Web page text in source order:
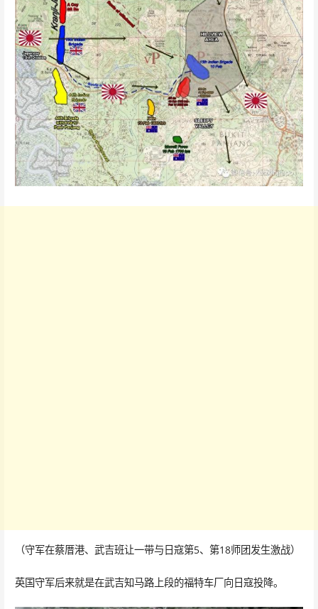
（守军在蔡厝港、武吉班让一带与日寇第5、第18师团发生激战）
英国守军后来就是在武吉知马路上段的福特车厂向日寇投降。